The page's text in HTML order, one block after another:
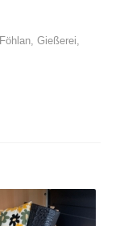
Föhlan, Gießerei